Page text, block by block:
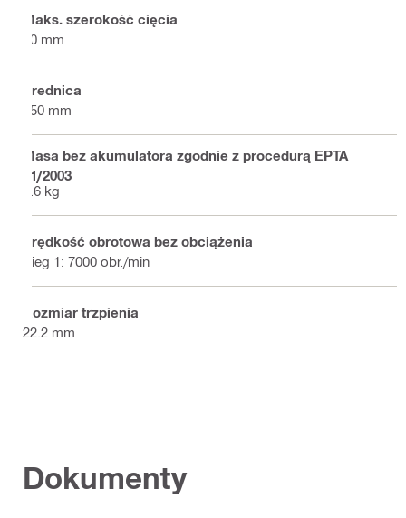
Maks. szerokość cięcia
50 mm
Średnica
150 mm
Masa bez akumulatora zgodnie z procedurą EPTA
01/2003
7.6 kg
Prędkość obrotowa bez obciążenia
Bieg 1: 7000 obr./min
Rozmiar trzpienia
22.2 mm
Dokumenty